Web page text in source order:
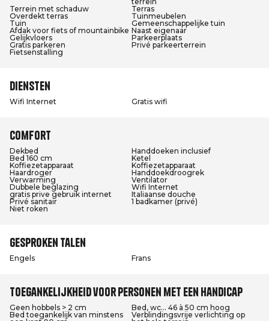
Terrein met schaduw
Terras
Overdekt terras
Tuinmeubelen
Tuin
Gemeenschappelijke tuin
Afdak voor fiets of mountainbike Naast eigenaar
Gelijkvloers
Parkeerplaats
Gratis parkeren
Privé parkeerterrein
Fietsenstalling
Diensten
Wifi Internet Gratis wifi
Comfort
Dekbed
Handdoeken inclusief
Bed 160 cm
Ketel
Koffiezetapparaat
Koffiezetapparaat
Haardroger
Handdoekdroogrek
Verwarming
Ventilator
Dubbele beglazing
Wifi Internet
gratis prive gebruik internet
Italiaanse douche
Privé sanitair
1 badkamer (privé)
Niet roken
Gesproken talen
Engels Frans
Toegankelijkheid voor personen met een handicap
Geen hobbels > 2 cm
Bed, wc... 46 à 50 cm hoog
Bed toegankelijk van minstens
Verblindingsvrije verlichting op